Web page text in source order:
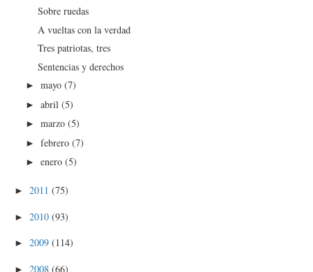
Sobre ruedas
A vueltas con la verdad
Tres patriotas, tres
Sentencias y derechos
►mayo(7)
►abril(5)
►marzo(5)
►febrero(7)
►enero(5)
► 2011 (75)
► 2010 (93)
► 2009 (114)
► 2008 (66)